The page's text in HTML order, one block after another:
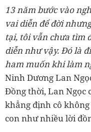
13 năm bước vào
vai diễn để đời
tại, tôi vẫn chưa tìm
diễn như vậy. Đó là
ham muốn khi làm
Ninh Dương Lan
Đồng thời, Lan Ngọc
khẳng định cô
con như nhiều lời